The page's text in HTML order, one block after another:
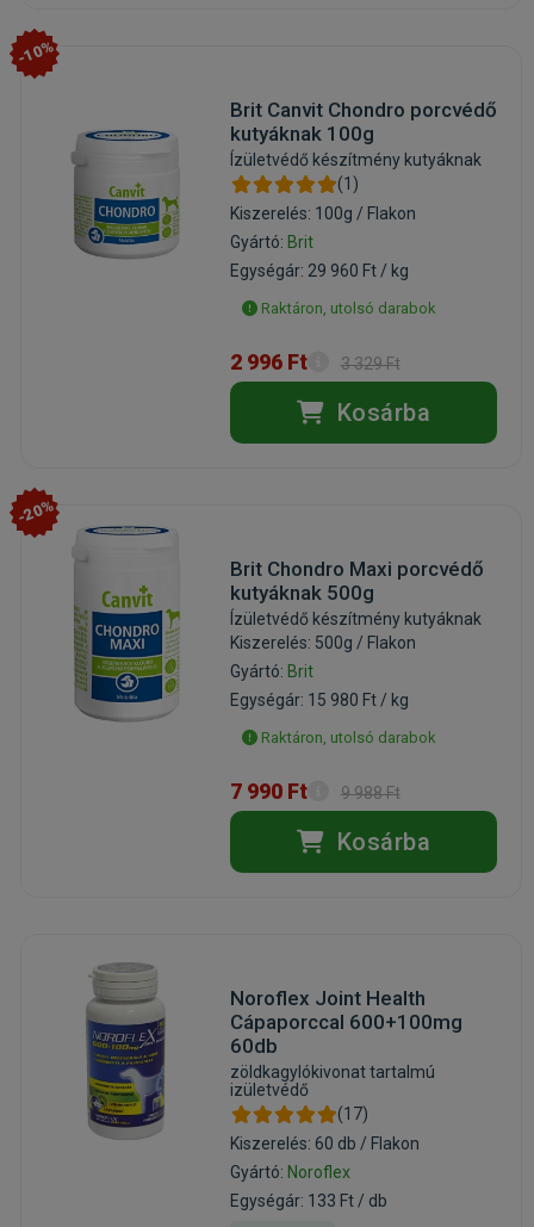
-10%
Brit Canvit Chondro porcvédő
kutyáknak 100g
Ízületvédő készítmény kutyáknak
(1)
Kiszerelés: 100g / Flakon
Gyártó: Brit
Egységár: 29 960 Ft / kg
Raktáron, utolsó darabok
2 996 Ft 3 329 Ft
Kosárba
-20%
Brit Chondro Maxi porcvédő
kutyáknak 500g
Ízületvédő készítmény kutyáknak
Kiszerelés: 500g / Flakon
Gyártó: Brit
Egységár: 15 980 Ft / kg
Raktáron, utolsó darabok
7 990 Ft 9 988 Ft
Kosárba
Noroflex Joint Health
Cápaporccal 600+100mg
60db
zöldkagylókivonat tartalmú
izületvédő
(17)
Kiszerelés: 60 db / Flakon
Gyártó: Noroflex
Egységár: 133 Ft / db